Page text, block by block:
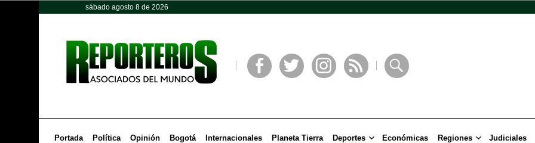
sábado agosto 8 de 2026
Portada Política Opinión Bogotá Internacionales Planeta Tierra Deportes Económicas Regiones Judiciales
Opinión Política